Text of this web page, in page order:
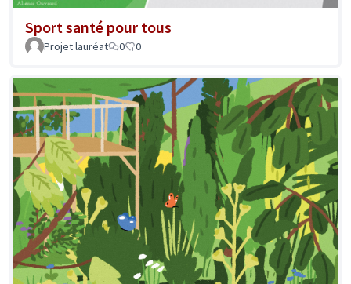
Sport santé pour tous
Projet lauréat 0 0